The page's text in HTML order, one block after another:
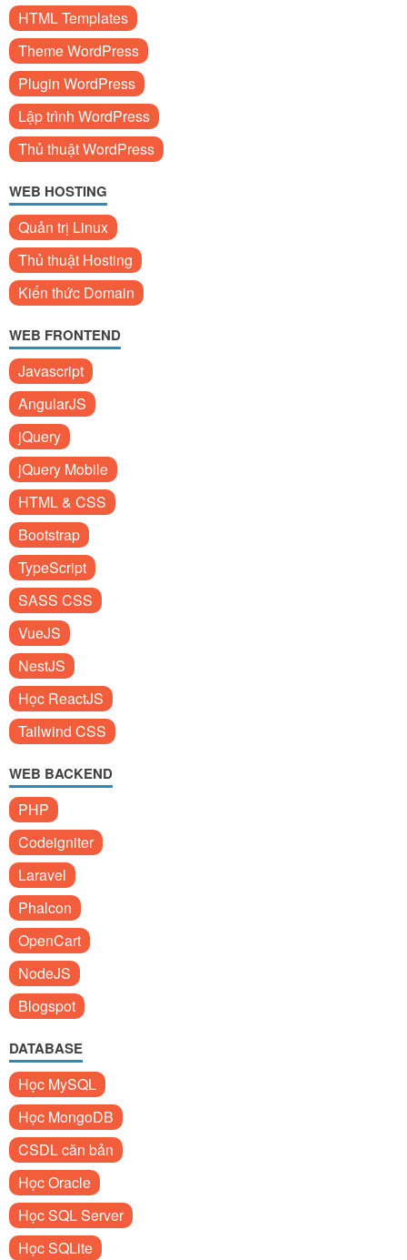
HTML Templates
Theme WordPress
Plugin WordPress
Lập trình WordPress
Thủ thuật WordPress
WEB HOSTING
Quản trị Linux
Thủ thuật Hosting
Kiến thức Domain
WEB FRONTEND
Javascript
AngularJS
jQuery
jQuery Mobile
HTML & CSS
Bootstrap
TypeScript
SASS CSS
VueJS
NestJS
Học ReactJS
Tailwind CSS
WEB BACKEND
PHP
Codeigniter
Laravel
Phalcon
OpenCart
NodeJS
Blogspot
DATABASE
Học MySQL
Học MongoDB
CSDL căn bản
Học Oracle
Học SQL Server
Học SQLite